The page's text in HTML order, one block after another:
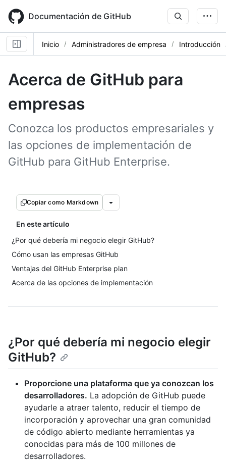
main
content
Documentación de GitHub
Inicio Administradores de empresa Introducción
Acerca de GitHub para
empresas
Conozca los productos empresariales y
las opciones de implementación de
GitHub para GitHub Enterprise.
Copiar como Markdown
En este artículo
¿Por qué debería mi negocio elegir GitHub?
Cómo usan las empresas GitHub
Ventajas del GitHub Enterprise plan
Acerca de las opciones de implementación
¿Por qué debería mi negocio elegir
GitHub?
Proporcione una plataforma que ya conozcan los
desarrolladores. La adopción de GitHub puede
ayudarle a atraer talento, reducir el tiempo de
incorporación y aprovechar una gran comunidad
de código abierto mediante herramientas ya
conocidas para más de 100 millones de
desarrolladores.